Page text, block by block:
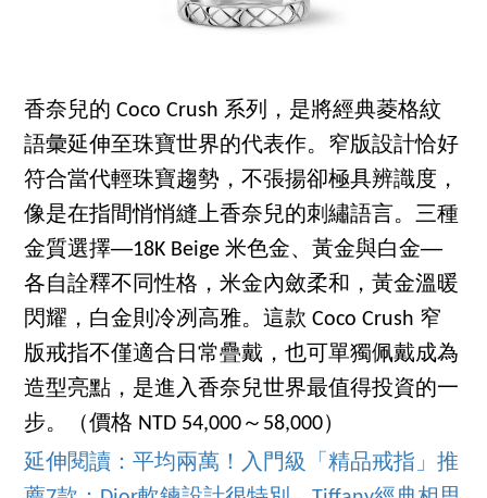
香奈兒的 Coco Crush 系列，是將經典菱格紋
語彙延伸至珠寶世界的代表作。窄版設計恰好
符合當代輕珠寶趨勢，不張揚卻極具辨識度，
像是在指間悄悄縫上香奈兒的刺繡語言。三種
金質選擇──18K Beige 米色金、黃金與白金──
各自詮釋不同性格，米金內斂柔和，黃金溫暖
閃耀，白金則冷冽高雅。這款 Coco Crush 窄
版戒指不僅適合日常疊戴，也可單獨佩戴成為
造型亮點，是進入香奈兒世界最值得投資的一
步。（價格 NTD 54,000～58,000）
延伸閱讀：平均兩萬！入門級「精品戒指」推